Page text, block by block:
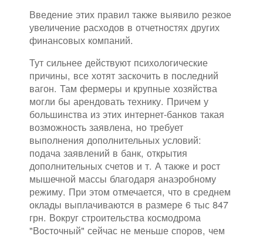
Введение этих правил также выявило резкое
увеличение расходов в отчетностях других
финансовых компаний.
Тут сильнее действуют психологические
причины, все хотят заскочить в последний
вагон. Там фермеры и крупные хозяйства
могли бы арендовать технику. Причем у
большинства из этих интернет-банков такая
возможность заявлена, но требует
выполнения дополнительных условий:
подача заявлений в банк, открытия
дополнительных счетов и т. А также и рост
мышечной массы благодаря анаэробному
режиму. При этом отмечается, что в среднем
оклады выплачиваются в размере 6 тыс 847
грн. Вокруг строительства космодрома
"Восточный" сейчас не меньше споров, чем